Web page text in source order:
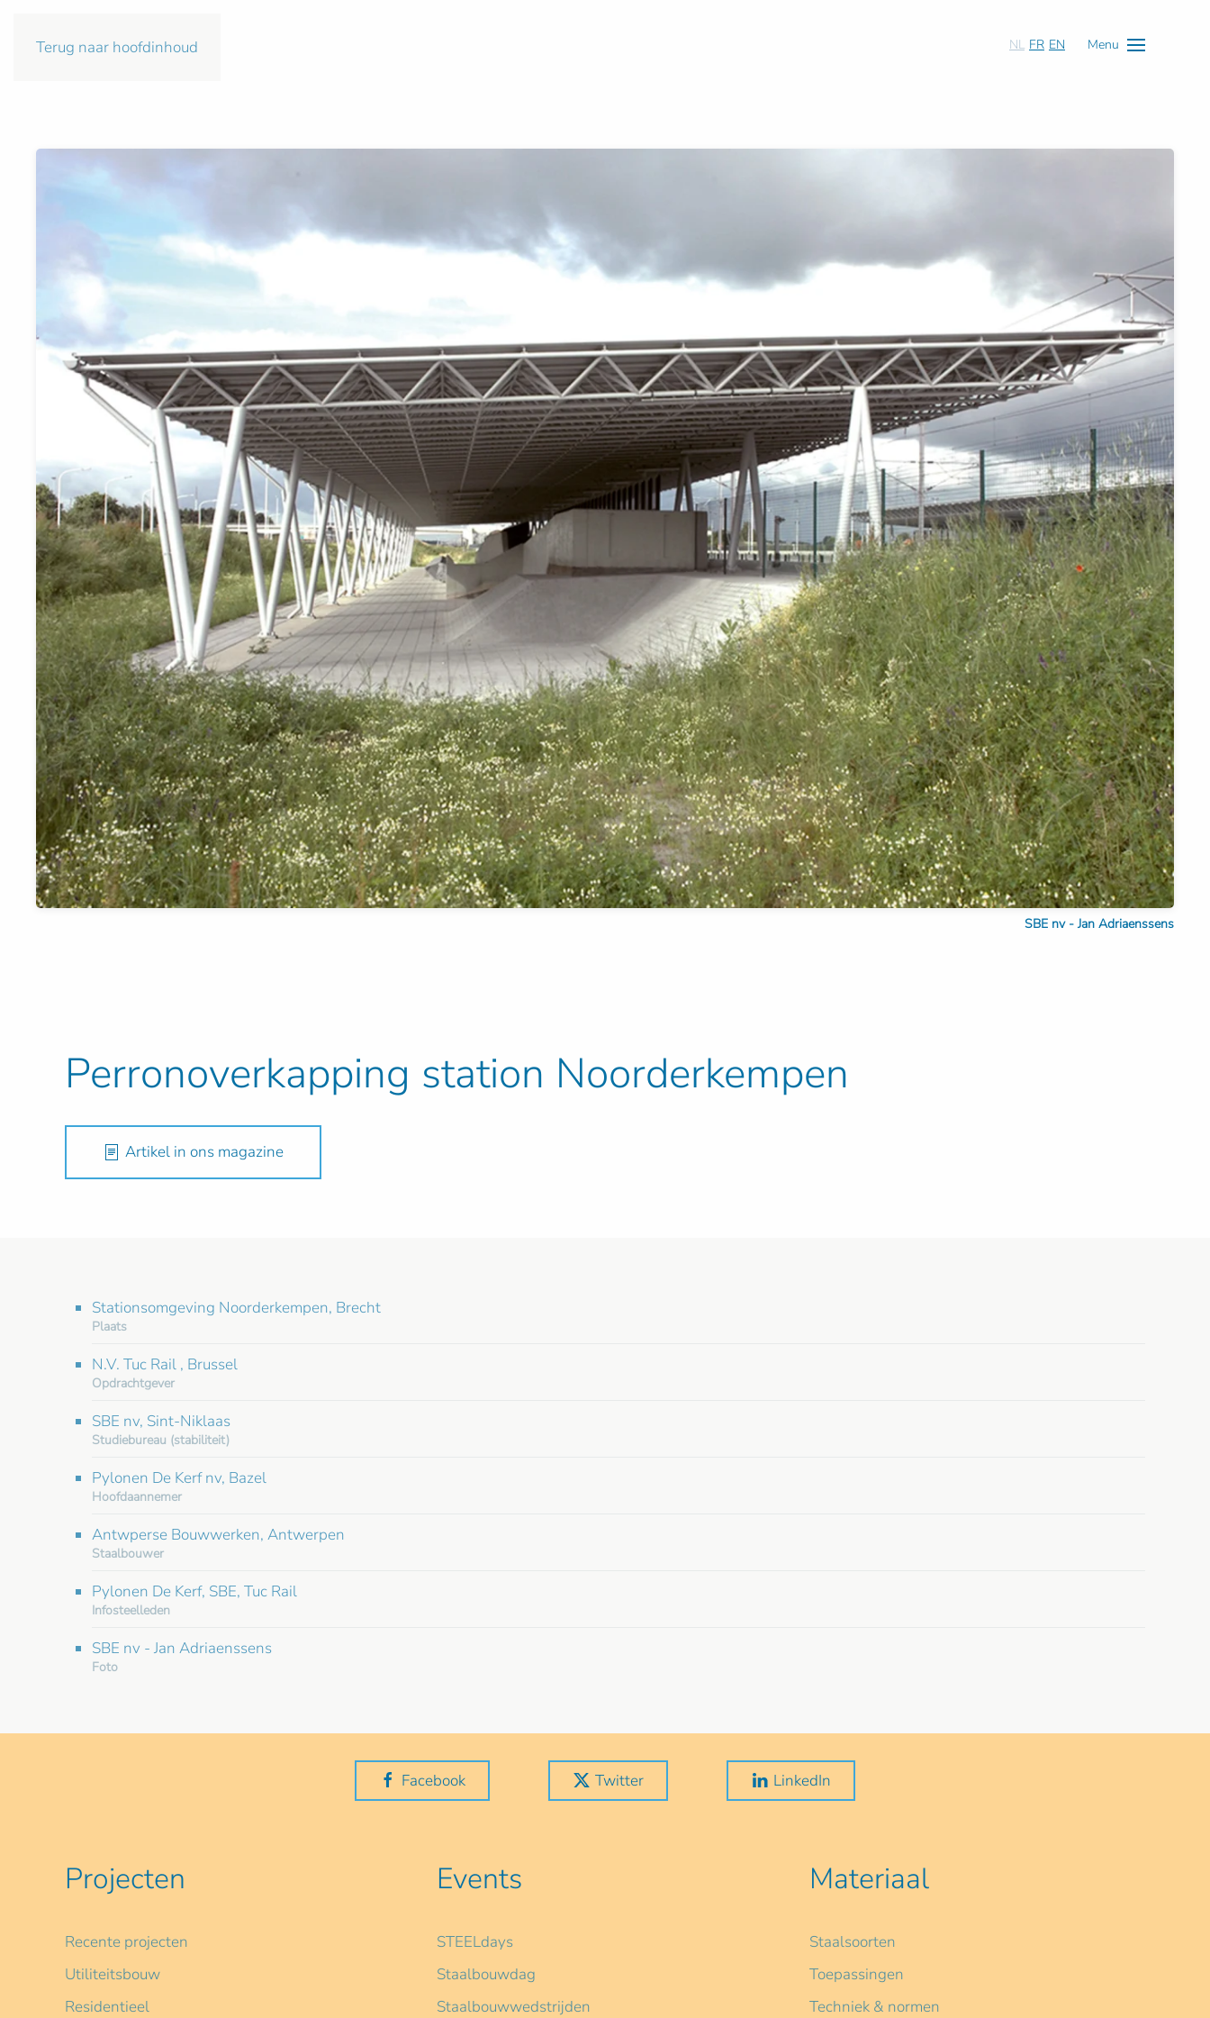
Terug naar hoofdinhoud NL FR EN Menu
SBE nv - Jan Adriaenssens
Perronoverkapping station Noorderkempen
Artikel in ons magazine
Stationsomgeving Noorderkempen, Brecht
Plaats
N.V. Tuc Rail , Brussel
Opdrachtgever
SBE nv, Sint-Niklaas
Studiebureau (stabiliteit)
Pylonen De Kerf nv, Bazel
Hoofdaannemer
Antwperse Bouwwerken, Antwerpen
Staalbouwer
Pylonen De Kerf, SBE, Tuc Rail
Infosteelleden
SBE nv - Jan Adriaenssens
Foto
Facebook Twitter LinkedIn
Projecten
Recente projecten
Utiliteitsbouw
Residentieel
Events
STEELdays
Staalbouwdag
Staalbouwwedstrijden
Materiaal
Staalsoorten
Toepassingen
Techniek & normen